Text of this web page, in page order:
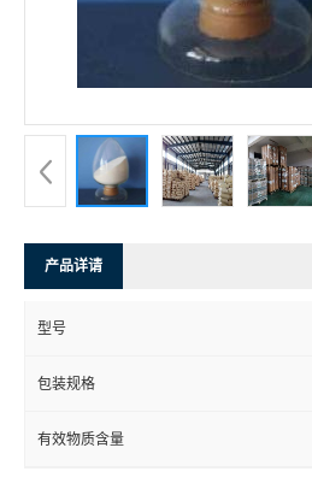
产品详请
型号
包装规格
有效物质含量